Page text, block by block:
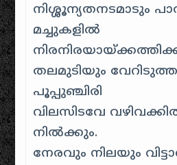
നിശ്ശൂന്യതനടമാടും
മച്ചുകളിൽ
തലമുടിയും
പൂപ്പുഞ്ചിരി
വിലസിടവേ
നില്‍ക്കും.
നേരവും നിലയും